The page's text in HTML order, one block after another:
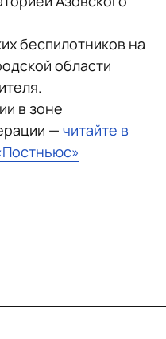
беспилотников на
области
в зоне
— читайте в